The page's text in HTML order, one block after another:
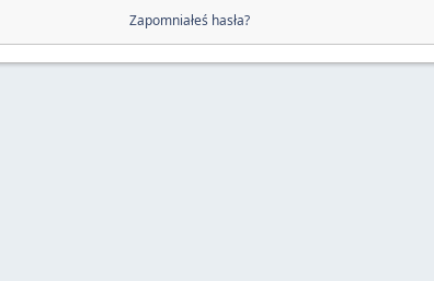
Zapomniałeś hasła?